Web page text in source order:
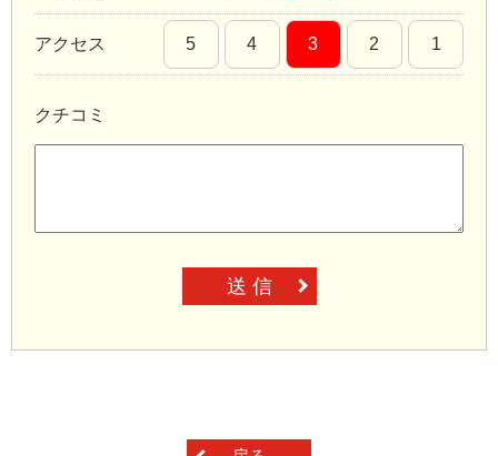
アクセス 5 4 3 2 1
クチコミ
送 信